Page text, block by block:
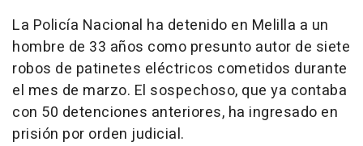
La Policía Nacional ha detenido en Melilla a un
hombre de 33 años como presunto autor de siete
robos de patinetes eléctricos cometidos durante
el mes de marzo. El sospechoso, que ya contaba
con 50 detenciones anteriores, ha ingresado en
prisión por orden judicial.